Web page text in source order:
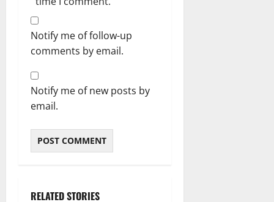
Notify me of follow-up
comments by email.
Notify me of new posts by
email.
RELATED STORIES